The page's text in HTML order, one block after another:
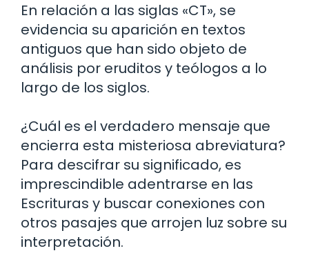
En relación a las siglas «CT», se
evidencia su aparición en textos
antiguos que han sido objeto de
análisis por eruditos y teólogos a lo
largo de los siglos.
¿Cuál es el verdadero mensaje que
encierra esta misteriosa abreviatura?
Para descifrar su significado, es
imprescindible adentrarse en las
Escrituras y buscar conexiones con
otros pasajes que arrojen luz sobre su
interpretación.